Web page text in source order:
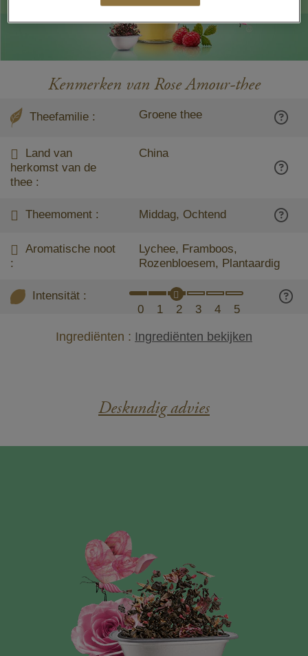
Kenmerken van Rose Amour-thee
Theefamilie : Groene thee
Land van
herkomst van de
thee :
China
Theemoment : Middag, Ochtend
Aromatische noot
:
Lychee, Framboos,
Rozenbloesem, Plantaardig
Intensität :
0
1 2 3 4 5
Ingrediënten : Ingrediënten bekijken
Deskundig advies